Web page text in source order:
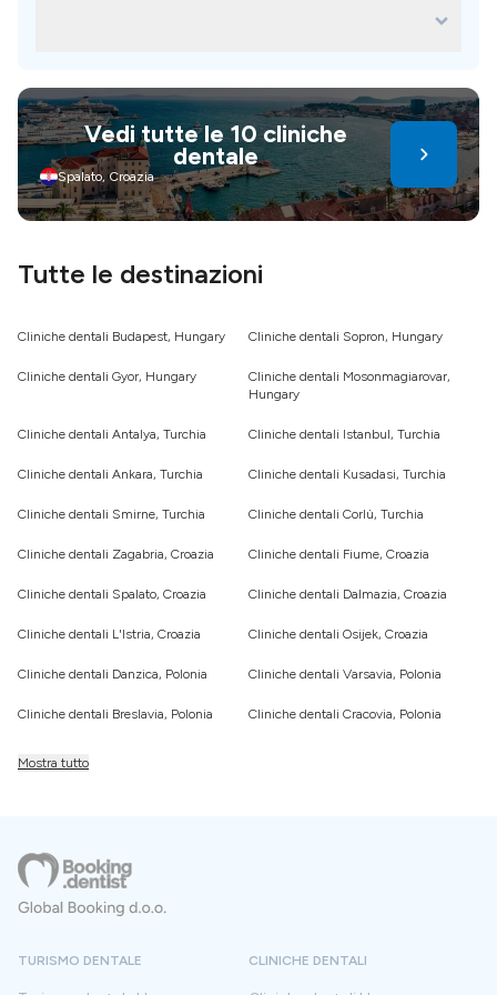
all'estero deriva da fattori come costi della vita e materiali
più bassi, stipendi dei professionisti qualificati e altro
ancora. Anche le normative, le economie di scala, le
infrastrutture e i tassi di cambio contribuiscono. Il turismo
odontoiatrico offre risparmi e cure: scegli con saggezza per
un sorriso più sano e sicuro
Vedi tutte le 10 cliniche
dentale
Spalato, Croazia
Tutte le destinazioni
Cliniche dentali Budapest, Hungary Cliniche dentali Sopron, Hungary
Cliniche dentali Gyor, Hungary
Cliniche dentali Mosonmagiarovar,
Hungary
Cliniche dentali Antalya, Turchia Cliniche dentali Istanbul, Turchia
Cliniche dentali Ankara, Turchia Cliniche dentali Kusadasi, Turchia
Cliniche dentali Smirne, Turchia Cliniche dentali Corlù, Turchia
Cliniche dentali Zagabria, Croazia Cliniche dentali Fiume, Croazia
Cliniche dentali Spalato, Croazia Cliniche dentali Dalmazia, Croazia
Cliniche dentali L'Istria, Croazia Cliniche dentali Osijek, Croazia
Cliniche dentali Danzica, Polonia Cliniche dentali Varsavia, Polonia
Cliniche dentali Breslavia, Polonia Cliniche dentali Cracovia, Polonia
Mostra tutto
TURISMO DENTALE CLINICHE DENTALI